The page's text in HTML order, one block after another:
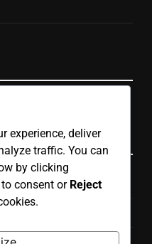
marknadsföring SEO
experience, deliver
traffic. You can
by clicking
to consent or Reject